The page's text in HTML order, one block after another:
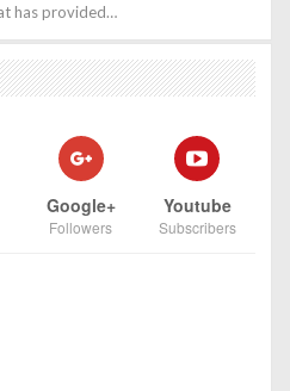
has provided…
Google+
Followers
Youtube
Subscribers